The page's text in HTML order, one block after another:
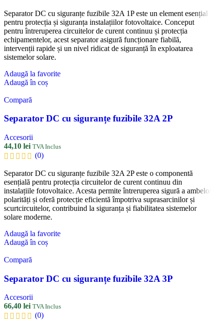
Separator DC cu siguranțe fuzibile 32A 1P este un element esențial
pentru protecția și siguranța instalațiilor fotovoltaice. Conceput
pentru întreruperea circuitelor de curent continuu și protecția
echipamentelor, acest separator asigură funcționare fiabilă,
intervenții rapide și un nivel ridicat de siguranță în exploatarea
sistemelor solare.
Adaugă la favorite
Adaugă în coș
Compară
Separator DC cu siguranțe fuzibile 32A 2P
Accesorii
44,10 lei TVA Inclus
(0)
Separator DC cu siguranțe fuzibile 32A 2P este o componentă
esențială pentru protecția circuitelor de curent continuu din
instalațiile fotovoltaice. Acesta permite întreruperea sigură a ambelor
polarități și oferă protecție eficientă împotriva suprasarcinilor și
scurtcircuitelor, contribuind la siguranța și fiabilitatea sistemelor
solare moderne.
Adaugă la favorite
Adaugă în coș
Compară
Separator DC cu siguranțe fuzibile 32A 3P
Accesorii
66,40 lei TVA Inclus
(0)